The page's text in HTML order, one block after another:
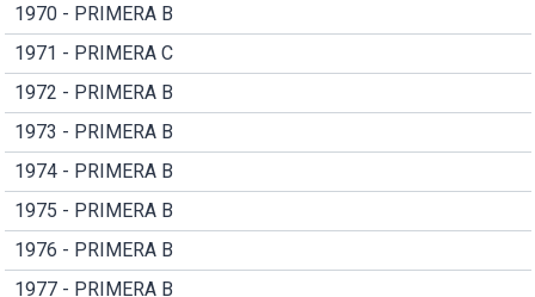
1970 - PRIMERA B
1971 - PRIMERA C
1972 - PRIMERA B
1973 - PRIMERA B
1974 - PRIMERA B
1975 - PRIMERA B
1976 - PRIMERA B
1977 - PRIMERA B